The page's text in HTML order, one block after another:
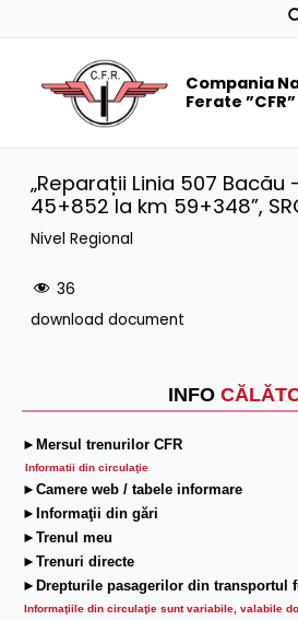
Compania
Ferate ”CFR”
INFO
►Mersul trenurilor CFR
Informatii din circulaţie
►Camere web / tabele informare
►Informaţii din gări
►Trenul meu
►Trenuri directe
►Drepturile pasagerilor din transportul
Informaţiile din circulaţie sunt variabile, valabile
„Reparații Linia 507 Bacău
45+852 la km 59+348”,
Nivel Regional
36
download document